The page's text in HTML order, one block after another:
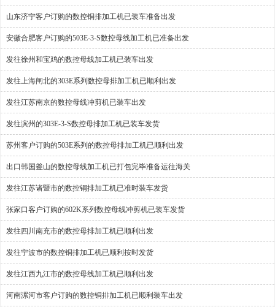
山东济宁客户订购的数控铜排加工机已装车准备出发
安徽合肥客户订购的503E-3-S数控母线加工机已准备出发
发往徐州和宝鸡的数控母线加工机已装车出发
发往上海闸北的303E系列数控母排加工机已顺利出发
发往江苏南京的数控母线冲剪机已装车出发
发往滨州的303E-3-S数控母排加工机已装车发货
苏州客户订购的503E系列的数控母排加工机已顺利出发
出口韩国釜山的数控母线加工机已打包完毕准备运往海关
发往江苏诸暨市的数控铜排加工机已准时装车发货
张家口客户订购的602K系列数控母线冲剪机已装车发货
发往四川南充市的数控母排加工机已顺利出发
发往宁波市的数控铜排加工机已顺利按时发货
发往江西九江市的数控母线加工机已顺利出发
河南漯河市客户订购的数控铜排加工机已顺利装车出发